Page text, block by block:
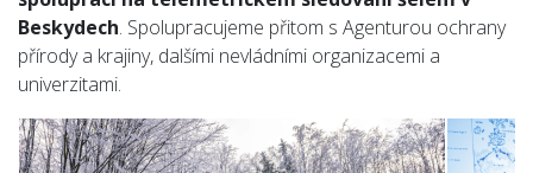
Beskydech. Spolupracujeme přitom s Agenturou ochrany
přírody a krajiny, dalšími nevládními organizacemi a
univerzitami.